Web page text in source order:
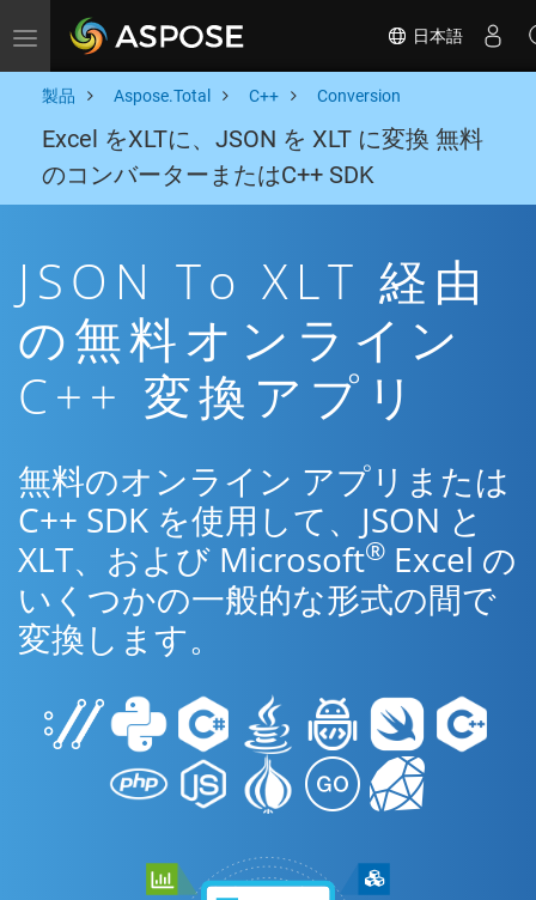
Toggle navigation 日本語
製品 Aspose.Total C++ Conversion
Excel をXLTに、JSON を XLT に変換 無料
のコンバーターまたはC++ SDK
JSON To XLT 経由
の無料オンライン
C++ 変換アプリ
無料のオンライン アプリまたは
C++ SDK を使用して、JSON と
XLT、および Microsoft® Excel の
いくつかの一般的な形式の間で
変換します。